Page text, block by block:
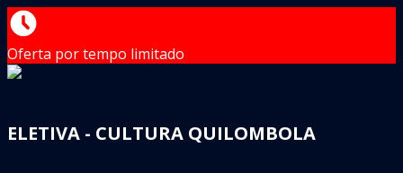
Oferta por tempo limitado
ELETIVA - CULTURA QUILOMBOLA